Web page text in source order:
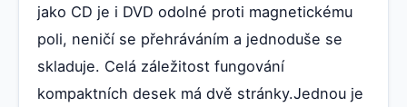
jako CD je i DVD odolné proti magnetickému
poli, neničí se přehráváním a jednoduše se
skladuje. Celá záležitost fungování
kompaktních desek má dvě stránky.Jednou je